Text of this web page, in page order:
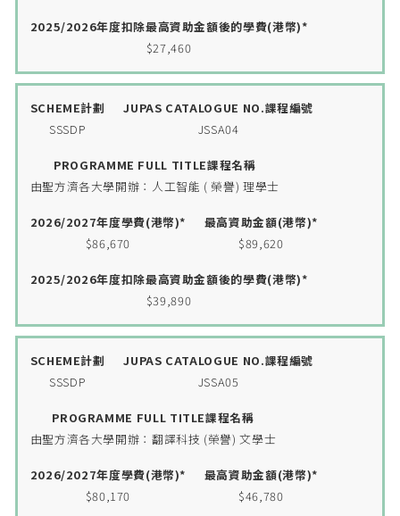
$27,460
SSSDP JSSA04
由聖方濟各大學開辦：人工智能 ( 榮譽) 理學士
$86,670 $89,620
$39,890
SSSDP JSSA05
由聖方濟各大學開辦：翻譯科技 (榮譽) 文學士
$80,170 $46,780